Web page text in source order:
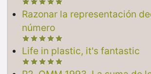
Razonar la representación
número
Life in plastic, it's fantastic